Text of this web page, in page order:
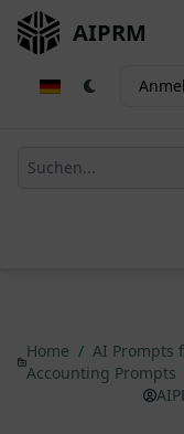
AIPRM
Home / AI Prompts
Accounting Prompts